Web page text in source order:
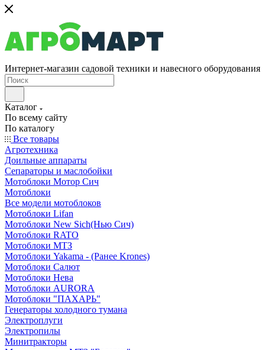
Интернет-магазин садовой техники и навесного оборудования
Каталог
По всему сайту
По каталогу
Все товары
Агротехника
Доильные аппараты
Сепараторы и маслобойки
Мотоблоки Мотор Сич
Мотоблоки
Все модели мотоблоков
Мотоблоки Lifan
Мотоблоки New Sich(Нью Сич)
Мотоблоки RATO
Мотоблоки МТЗ
Мотоблоки Yakama - (Ранее Krones)
Мотоблоки Салют
Мотоблоки Нева
Мотоблоки AURORA
Мотоблоки "ПАХАРЬ"
Генераторы холодного тумана
Электроплуги
Электропилы
Минитракторы